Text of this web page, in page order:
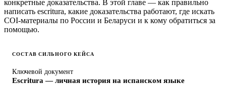
конкретные доказательства. В этой главе — как правильно
написать escritura, какие доказательства работают, где искать
COI-материалы по России и Беларуси и к кому обратиться за
помощью.
СОСТАВ СИЛЬНОГО КЕЙСА
Ключевой документ
Escritura — личная история на испанском языке